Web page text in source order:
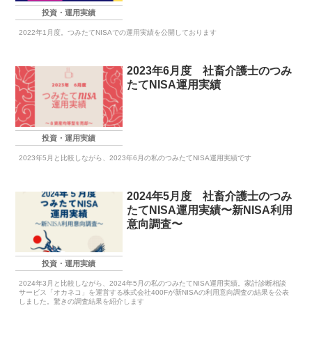
投資・運用実績
2022年1月度。つみたてNISAでの運用実績を公開しております
投資・運用実績
2023年6月度 社畜介護士のつみ
たてNISA運用実績
2023年5月と比較しながら、2023年6月の私のつみたてNISA運用実績です
投資・運用実績
2024年5月度 社畜介護士のつみ
たてNISA運用実績〜新NISA利用
意向調査〜
2024年3月と比較しながら、2024年5月の私のつみたてNISA運用実績。家計診断相談
サービス「オカネコ」を運営する株式会社400Fが新NISAの利用意向調査の結果を公表
しました。驚きの調査結果を紹介します